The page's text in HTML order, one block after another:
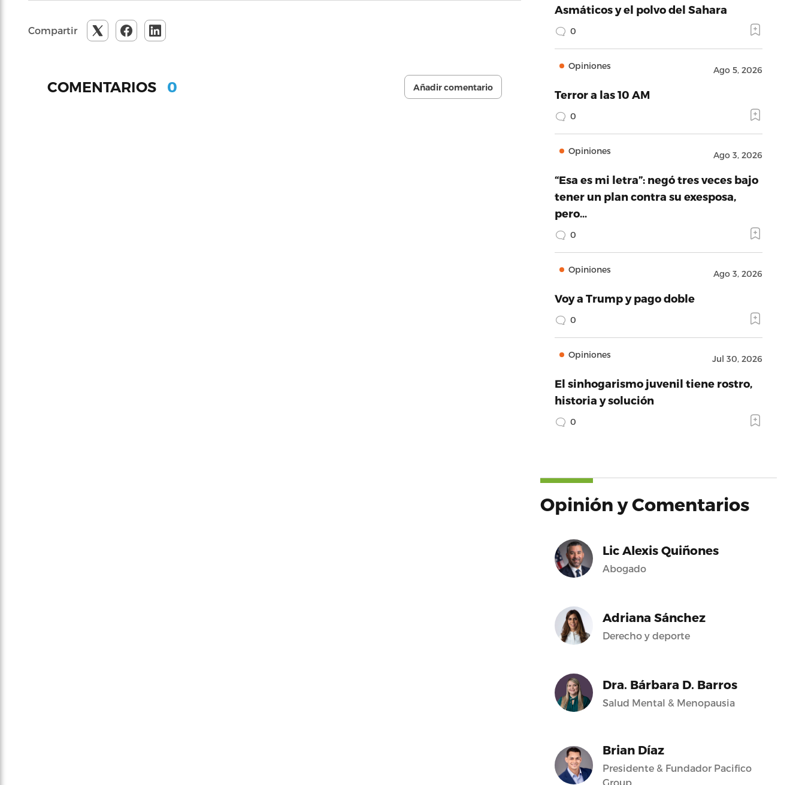
Compartir
COMENTARIOS 0 Añadir comentario
Asmáticos y el polvo del Sahara
0
Opiniones Ago 5, 2026
Terror a las 10 AM
0
Opiniones Ago 3, 2026
“Esa es mi letra”: negó tres veces bajo
tener un plan contra su exesposa,
pero…
0
Opiniones Ago 3, 2026
Voy a Trump y pago doble
0
Opiniones Jul 30, 2026
El sinhogarismo juvenil tiene rostro,
historia y solución
0
Opinión y Comentarios
Lic Alexis Quiñones
Abogado
Adriana Sánchez
Derecho y deporte
Dra. Bárbara D. Barros
Salud Mental & Menopausia
Brian Díaz
Presidente & Fundador Pacifico
Group